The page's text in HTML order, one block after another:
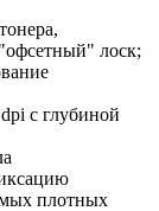
лоск;
c глубиной
плотных